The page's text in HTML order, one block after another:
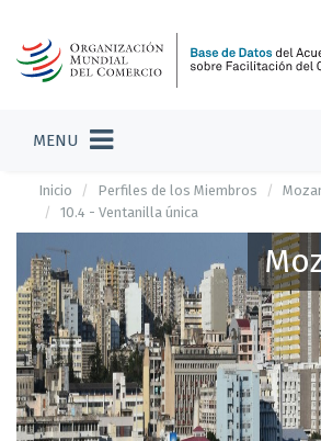
MENU
Inicio Perfiles de los Miembros
10.4 - Ventanilla única